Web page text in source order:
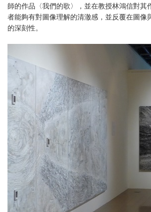
師的作品〈我們的歌〉，並在教授林鴻信對其
者能夠有對圖像理解的清澈感，並反覆在圖像
的深刻性。